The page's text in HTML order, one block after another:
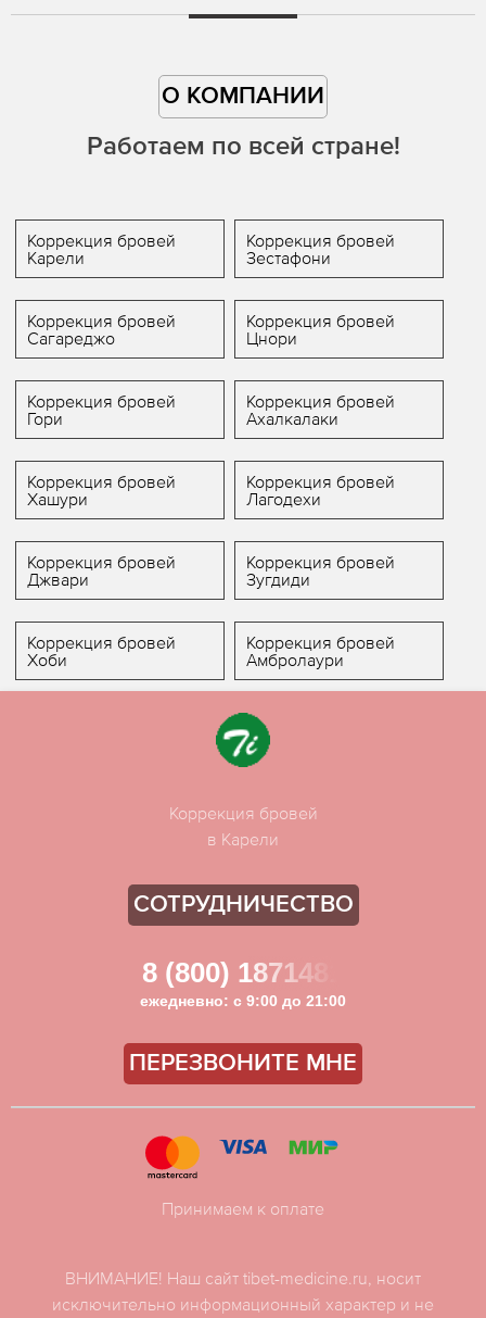
О КОМПАНИИ
Работаем по всей стране!
Коррекция бровей
Карели
Коррекция бровей
Зестафони
Коррекция бровей
Сагареджо
Коррекция бровей
Цнори
Коррекция бровей
Гори
Коррекция бровей
Ахалкалаки
Коррекция бровей
Хашури
Коррекция бровей
Лагодехи
Коррекция бровей
Джвари
Коррекция бровей
Зугдиди
Коррекция бровей
Хоби
Коррекция бровей
Амбролаури
Коррекция бровей
в Карели
СОТРУДНИЧЕСТВО
8 (800) 1871481
ежедневно: с 9:00 до 21:00
ПЕРЕЗВОНИТЕ МНЕ
ВНИМАНИЕ! Наш сайт tibet-medicine.ru, носит
исключительно информационный характер и не
Принимаем к оплате